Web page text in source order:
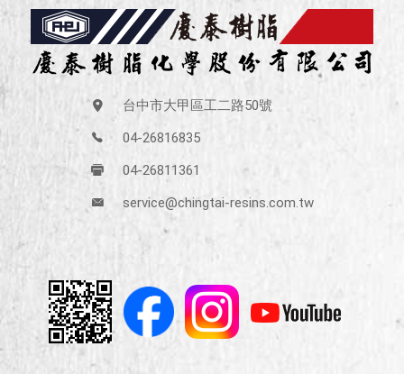
台中市大甲區工二路50號
04-26816835
04-26811361
service@chingtai-resins.com.tw